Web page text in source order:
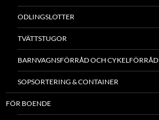
ODLINGSLOTTER
TVÄTTSTUGOR
BARNVAGNSFÖRRÅD OCH CYKELFÖRRÅD
SOPSORTERING & CONTAINER
FÖR BOENDE